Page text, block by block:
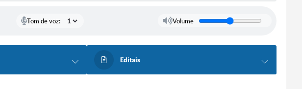
Tom de voz: Volume
Editais